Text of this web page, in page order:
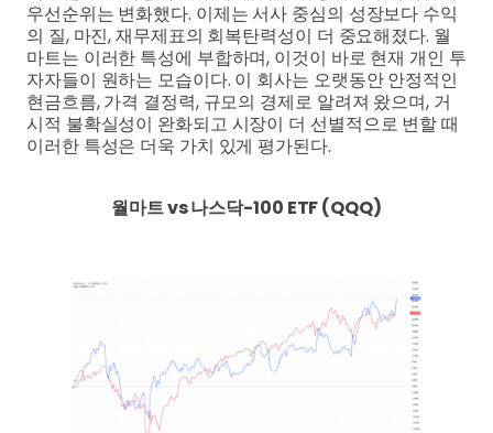
우선순위는 변화했다. 이제는 서사 중심의 성장보다 수익
의 질, 마진, 재무제표의 회복탄력성이 더 중요해졌다. 월
마트는 이러한 특성에 부합하며, 이것이 바로 현재 개인 투
자자들이 원하는 모습이다. 이 회사는 오랫동안 안정적인
현금흐름, 가격 결정력, 규모의 경제로 알려져 왔으며, 거
시적 불확실성이 완화되고 시장이 더 선별적으로 변할 때
이러한 특성은 더욱 가치 있게 평가된다.
월마트 vs 나스닥-100 ETF (QQQ)